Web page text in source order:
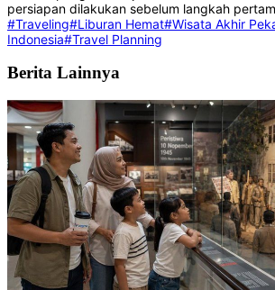
persiapan dilakukan sebelum langkah
#Traveling#Liburan Hemat#Wisata Akhir
Indonesia#Travel Planning
Berita Lainnya